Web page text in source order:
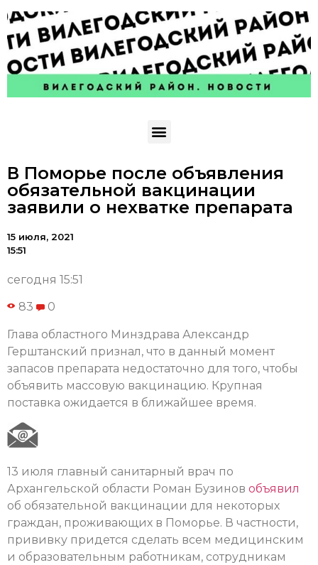
В Поморье после объявления
обязательной вакцинации
заявили о нехватке препарата
15 июля, 2021
15:51
сегодня 15:51
83 0
Глава областного Минздрава Александр
Герштанский признал, что в данный момент
запасов препарата недостаточно для того, чтобы
объявить массовую вакцинацию. Крупная
поставка ожидается в ближайшее время.
13 июля главный санитарный врач по
Архангельской области Роман Бузинов объявил
об обязательной вакцинации для некоторых
граждан, проживающих в Поморье. В частности,
прививку придется сделать всем медицинским
и образовательным работникам, сотрудникам